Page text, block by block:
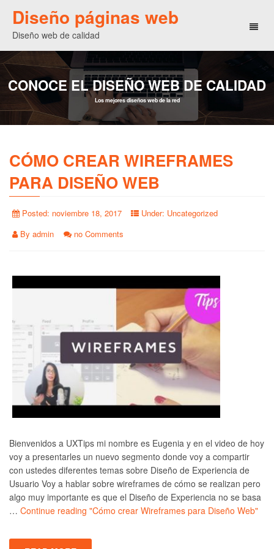
Diseño páginas web
Diseño web de calidad
CONOCE EL DISEÑO WEB DE CALIDAD
Los mejores diseños web de la red
CÓMO CREAR WIREFRAMES
PARA DISEÑO WEB
Posted: noviembre 18, 2017 Under: Uncategorized
By admin no Comments
Bienvenidos a UXTips mi nombre es Eugenia y en el video de hoy
voy a presentarles un nuevo segmento donde voy a compartir
con ustedes diferentes temas sobre Diseño de Experiencia de
Usuario Voy a hablar sobre wireframes de cómo se realizan pero
algo muy importante es que el Diseño de Experiencia no se basa
… Continue reading "Cómo crear Wireframes para Diseño Web"